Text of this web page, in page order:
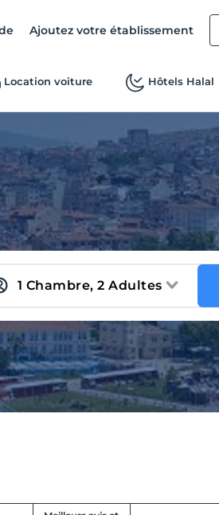
Ajoutez votre établissement
Location voiture Hôtels Halal